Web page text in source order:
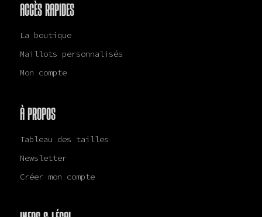
ACCÈS RAPIDES
La boutique
Maillots personnalisés
Mon compte
À PROPOS
Tableau des tailles
Newsletter
Créer mon compte